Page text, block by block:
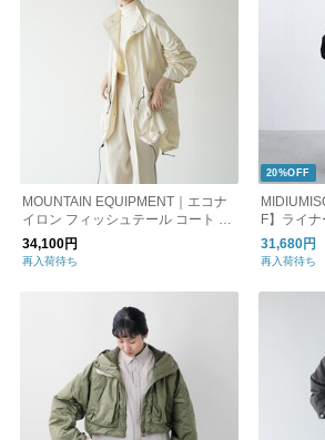
MOUNTAIN EQUIPMENT｜エコナ
イロン フィッシュテール コート モ
ッズコート 427177 マウンテンイク
イップメント
34,100円
再入荷待ち
20%OFF
F】ライ
2054
31,680円
再入荷待ち